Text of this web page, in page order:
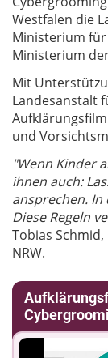
Westfalen die
Ministerium
Ministerium
Mit
Landesanstalt
und
"Wenn Kinder
ihnen auch:
ansprechen.
Diese Regeln
Tobias
NRW.